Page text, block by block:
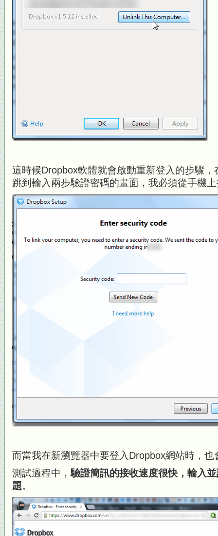
這時候Dropbox軟體就會啟動重新登入的步驟
跳到輸入兩步驗證密碼的畫面，我必須從手機
而當我在新瀏覽器中要登入Dropbox網站時，
測試過程中，驗證簡訊的接收速度很快，輸入
題。